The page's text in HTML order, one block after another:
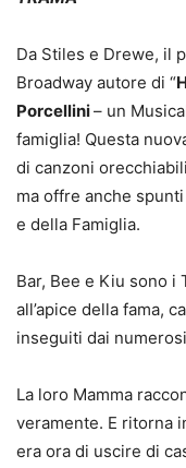
Da Stiles e Drewe, il
Broadway autore di “
Porcellini– un
famiglia! Questa
di canzoni
ma offre anche
e della Famiglia.
Bar, Bee e Kiu sono i
all’apice della fama,
inseguiti dai
La loro Mamma
veramente. E ritorna
era ora di uscire di